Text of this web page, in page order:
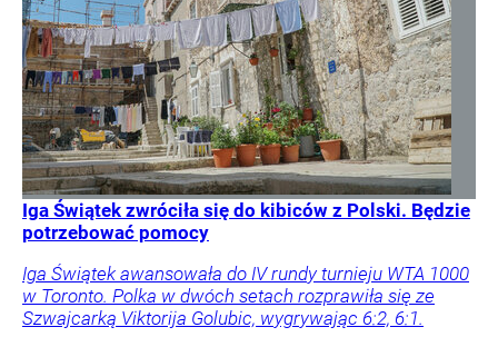
Iga Świątek zwróciła się do kibiców z Polski. Będzie
potrzebować pomocy
Iga Świątek awansowała do IV rundy turnieju WTA 1000
w Toronto. Polka w dwóch setach rozprawiła się ze
Szwajcarką Viktorija Golubic, wygrywając 6:2, 6:1.